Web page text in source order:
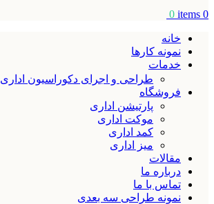
0
items
0
خانه
نمونه کارها
خدمات
طراحی و اجرای دکوراسیون اداری
فروشگاه
پارتیشن اداری
موکت اداری
کمد اداری
میز اداری
مقالات
درباره ما
تماس با ما
نمونه طراحی سه بعدی